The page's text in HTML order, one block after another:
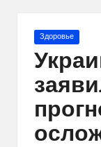
Опубликовано
Здоровье